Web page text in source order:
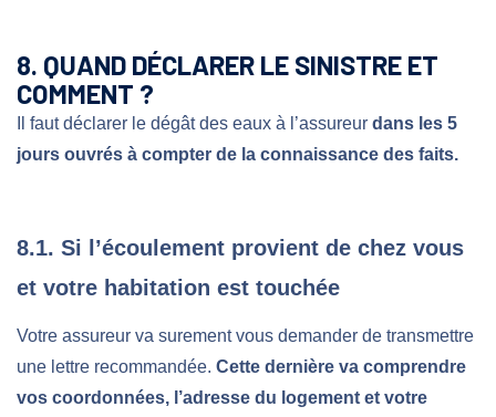
8. QUAND DÉCLARER LE SINISTRE ET
COMMENT ?
Il faut déclarer le dégât des eaux à l’assureur dans les 5
jours ouvrés à compter de la connaissance des faits.
8.1. Si l’écoulement provient de chez vous
et votre habitation est touchée
Votre assureur va surement vous demander de transmettre
une lettre recommandée. Cette dernière va comprendre
vos coordonnées, l’adresse du logement et votre